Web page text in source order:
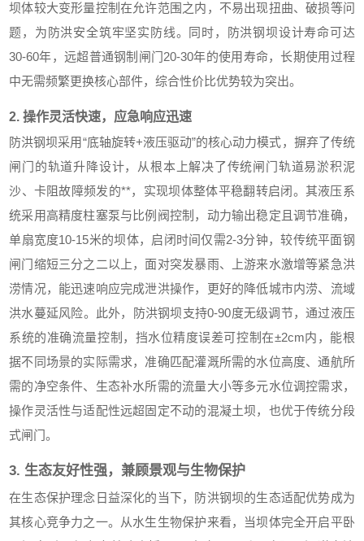
坝体较大变形量控制在允许范围之内，不易出现扭曲、破损等问
题，为防洪安全筑牢坚实防线。同时，防洪钢坝设计寿命可达
30-60年，远超普通钢制闸门20-30年的使用寿命，长期使用过程
中无需频繁更换核心部件，综合性价比优势较为突出。
2. 操作灵活快速，应急响应迅速
防洪钢坝采用“底轴旋转+液压驱动”的核心动力模式，摒弃了传统
闸门的轨道升降设计，从根本上解决了传统闸门轨道易淤积泥
沙、卡阻故障频发的**，实现坝体整体平稳翻转启闭。其液压系
统采用高精度柱塞泵与比例阀控制，动力输出稳定且调节准确，
单扇宽度10-15米的坝体，启闭时间仅需2-3分钟，较传统平面钢
闸门缩短三分之二以上，面对突发暴雨、上游来水激增等紧急洪
涝情况，能迅速响应完成泄洪操作，更好的降低城市内涝、流域
洪水蔓延风险。此外，防洪钢坝支持0-90度无级调节，通过液压
系统的准确流量控制，挡水位精度误差可控制在±2cm内，能根
据不同场景的实际需求，准确匹配灌溉所需的水位高度、通航所
需的净空条件、生态补水所需的流量大小等多元水位调控需求，
操作灵活性与适配性远超固定不动的混凝土坝，也优于传统分段
式闸门。
3. 生态友好性强，兼顾景观与生物保护
在生态保护理念日益深化的当下，防洪钢坝的生态适配优势成为
其核心竞争力之一。从水生生物保护来看，当坝体完全开启平卧